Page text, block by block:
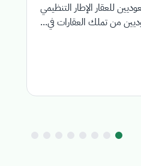
للعقار الإطار التنظيمي
من تملك العقارات في...